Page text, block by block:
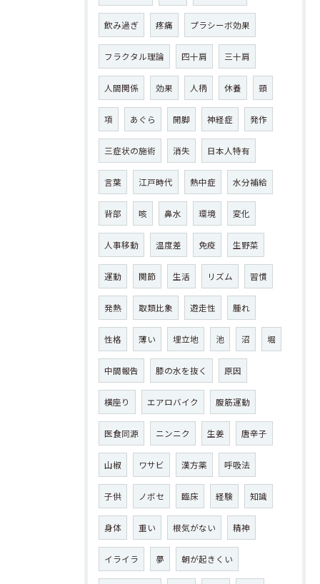
飲み過ぎ 疼痛 プラシーボ効果
フラクタル理論 四十肩 三十肩
人間関係 効果 人柄 休養 頸
項 あぐら 開脚 神経症 発作
三症状の施術 消失 日本人特有
言葉 江戸時代 熱中症 水分補給
背部 咳 鼻水 環境 変化
人事移動 温度差 免疫 生野菜
運動 関節 生活 リズム 習慣
発熱 取類比象 遊走性 腫れ
性格 薄い 埋立地 池 沼 堀
中間報告 膝の水を抜く 原因
横座り エアロバイク 腹筋運動
医食同源 ニンニク 生姜 唐辛子
山椒 ワサビ 漢方薬 呼吸法
子供 ノボセ 臨床 経験 知識
身体 重い 根気がない 精神
イライラ 夢 朝が起きくい